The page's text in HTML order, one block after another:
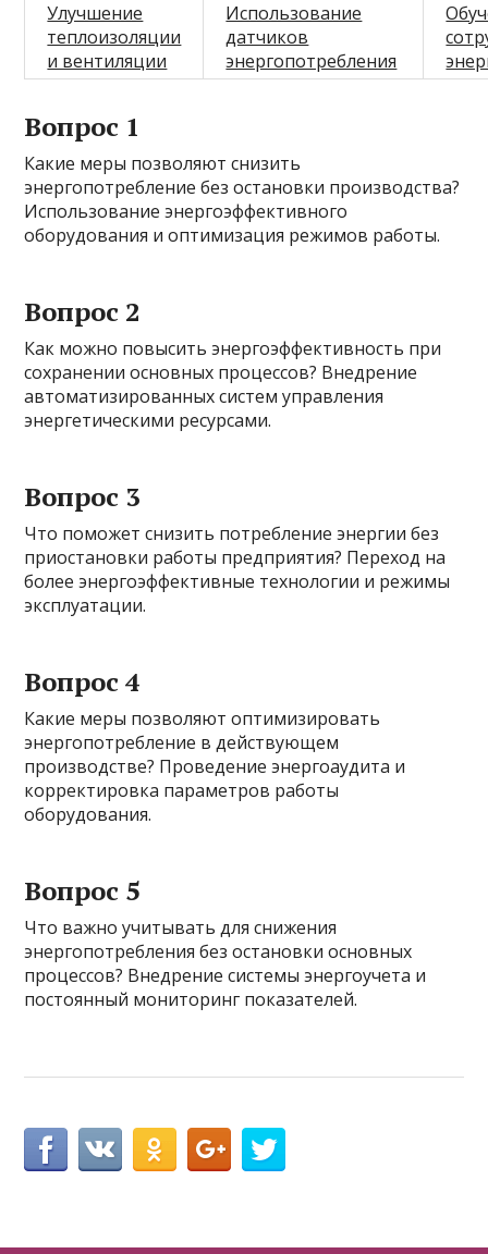
Улучшение
теплоизоляции
и вентиляции
Использование
датчиков
энергопотребления
Вопрос 1
Какие меры позволяют снизить
энергопотребление без остановки производства?
Использование энергоэффективного
оборудования и оптимизация режимов работы.
Вопрос 2
Как можно повысить энергоэффективность при
сохранении основных процессов? Внедрение
автоматизированных систем управления
энергетическими ресурсами.
Вопрос 3
Что поможет снизить потребление энергии без
приостановки работы предприятия? Переход на
более энергоэффективные технологии и режимы
эксплуатации.
Вопрос 4
Какие меры позволяют оптимизировать
энергопотребление в действующем
производстве? Проведение энергоаудита и
корректировка параметров работы
оборудования.
Вопрос 5
Что важно учитывать для снижения
энергопотребления без остановки основных
процессов? Внедрение системы энергоучета и
постоянный мониторинг показателей.